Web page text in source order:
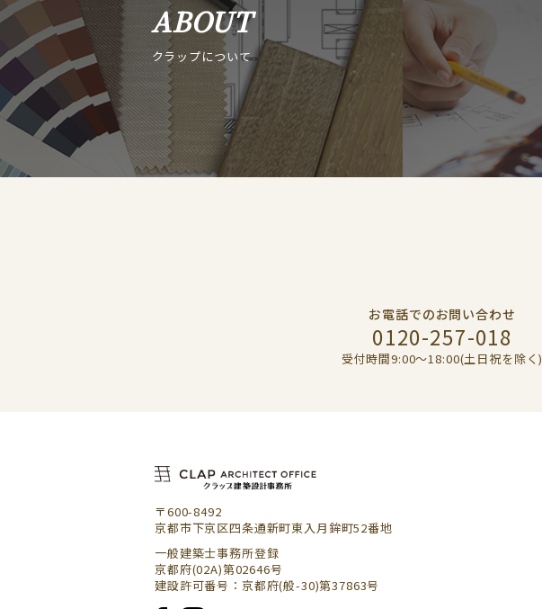
ABOUT
クラップについて
お電話でのお問い合わせ
0120-257-018
受付時間9:00〜18:00(土日祝を除く)
〒600-8492
京都市下京区四条通新町東入月鉾町52番地
一般建築士事務所登録
京都府(02A)第02646号
建設許可番号：京都府(般-30)第37863号